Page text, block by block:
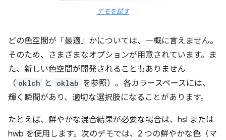
デモを試す
どの色空間が「最適」かについては、一概に言えません。
そのため、さまざまなオプションが用意されています。ま
た、新しい色空間が開発されることもありません
（ oklch と oklab を参照）。各カラースペースには、
輝く瞬間があり、適切な選択肢になることがあります。
たとえば、鮮やかな混合結果が必要な場合は、hsl または
hwb を使用します。次のデモでは、2 つの鮮やかな色（マ